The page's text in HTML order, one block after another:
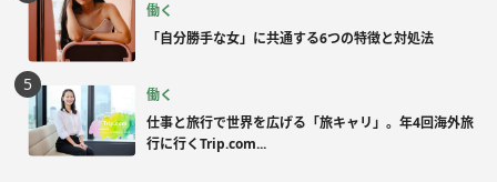
働く
「自分勝手な女」に共通する6つの特徴と対処法
働く
仕事と旅行で世界を広げる「旅キャリ」。年4回海外旅
行に行くTrip.com...